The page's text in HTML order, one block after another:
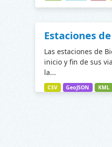
Estaciones
Las estaciones de
inicio y fin de sus
la...
CSV GeoJSON KML